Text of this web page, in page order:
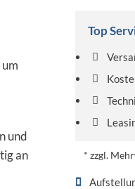
und
an
Top
* zzgl.